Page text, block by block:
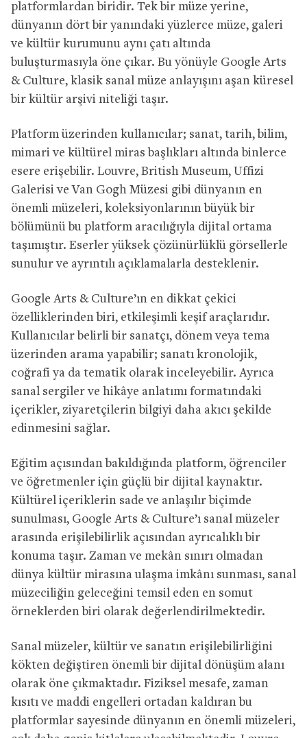
platformlardan biridir. Tek bir müze yerine,
dünyanın dört bir yanındaki yüzlerce müze, galeri
ve kültür kurumunu aynı çatı altında
buluşturmasıyla öne çıkar. Bu yönüyle Google Arts
& Culture, klasik sanal müze anlayışını aşan küresel
bir kültür arşivi niteliği taşır.
Platform üzerinden kullanıcılar; sanat, tarih, bilim,
mimari ve kültürel miras başlıkları altında binlerce
esere erişebilir. Louvre, British Museum, Uffizi
Galerisi ve Van Gogh Müzesi gibi dünyanın en
önemli müzeleri, koleksiyonlarının büyük bir
bölümünü bu platform aracılığıyla dijital ortama
taşımıştır. Eserler yüksek çözünürlüklü görsellerle
sunulur ve ayrıntılı açıklamalarla desteklenir.
Google Arts & Culture’ın en dikkat çekici
özelliklerinden biri, etkileşimli keşif araçlarıdır.
Kullanıcılar belirli bir sanatçı, dönem veya tema
üzerinden arama yapabilir; sanatı kronolojik,
coğrafi ya da tematik olarak inceleyebilir. Ayrıca
sanal sergiler ve hikâye anlatımı formatındaki
içerikler, ziyaretçilerin bilgiyi daha akıcı şekilde
edinmesini sağlar.
Eğitim açısından bakıldığında platform, öğrenciler
ve öğretmenler için güçlü bir dijital kaynaktır.
Kültürel içeriklerin sade ve anlaşılır biçimde
sunulması, Google Arts & Culture’ı sanal müzeler
arasında erişilebilirlik açısından ayrıcalıklı bir
konuma taşır. Zaman ve mekân sınırı olmadan
dünya kültür mirasına ulaşma imkânı sunması, sanal
müzeciliğin geleceğini temsil eden en somut
örneklerden biri olarak değerlendirilmektedir.
Sanal müzeler, kültür ve sanatın erişilebilirliğini
kökten değiştiren önemli bir dijital dönüşüm alanı
olarak öne çıkmaktadır. Fiziksel mesafe, zaman
kısıtı ve maddi engelleri ortadan kaldıran bu
platformlar sayesinde dünyanın en önemli müzeleri,